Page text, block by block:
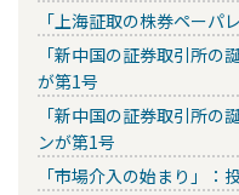
「上海証取の株券ペーパ
「新中国の証券取引所の
が第1号
「新中国の証券取引所の
ンが第1号
「市場介入の始まり」：